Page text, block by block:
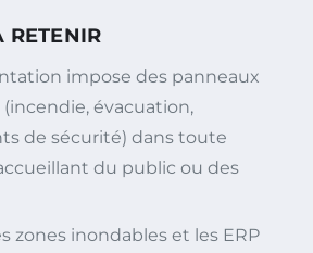
RETENIR
impose des panneaux
évacuation,
de sécurité) dans toute
du public ou des
zones inondables et les ERP